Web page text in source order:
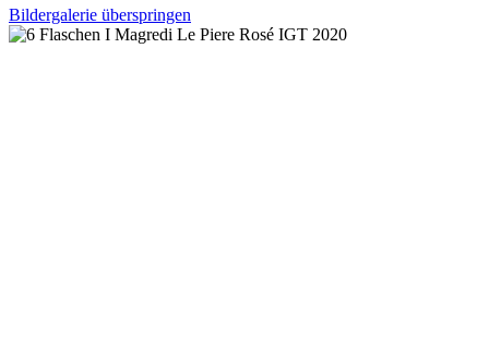
Bildergalerie überspringen